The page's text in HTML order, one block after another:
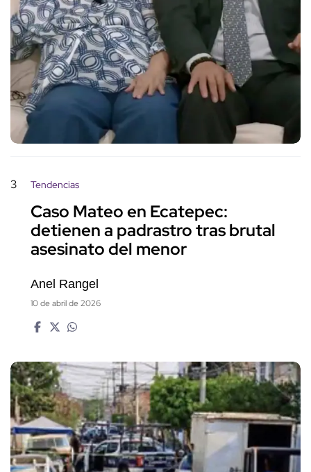
3 Tendencias
Caso Mateo en Ecatepec:
detienen a padrastro tras brutal
asesinato del menor
Anel Rangel
10 de abril de 2026